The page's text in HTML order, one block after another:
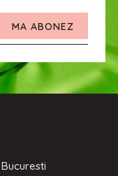
MA ABONEZ
Bucuresti